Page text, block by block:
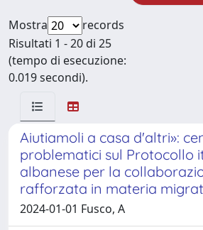
Mostra
records
Risultati 1 - 20 di 25
(tempo di esecuzione:
0.019 secondi).
Aiutiamoli a casa d'altri»:
problematici sul Protocollo
albanese per la
rafforzata in materia
2024-01-01 Fusco, A